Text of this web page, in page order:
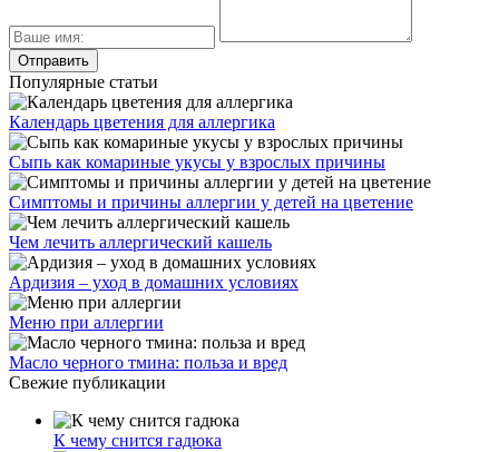
Популярные статьи
Календарь цветения для аллергика
Сыпь как комариные укусы у взрослых причины
Симптомы и причины аллергии у детей на цветение
Чем лечить аллергический кашель
Ардизия – уход в домашних условиях
Меню при аллергии
Масло черного тмина: польза и вред
Свежие публикации
К чему снится гадюка